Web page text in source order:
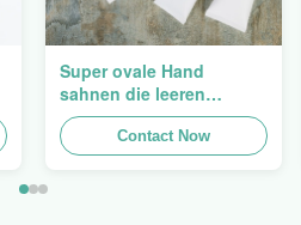
Super ovale Hand
sahnen die leeren
kosmetischen Rohre, die
5ml zu 150ml verpacken
Contact Now